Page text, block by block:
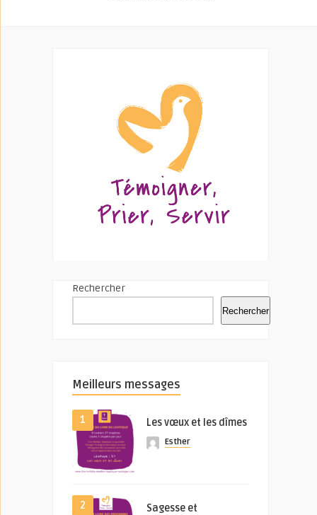
Rechercher
Rechercher
Meilleurs messages
1 Les vœux et les dîmes
Esther
2
Sagesse et